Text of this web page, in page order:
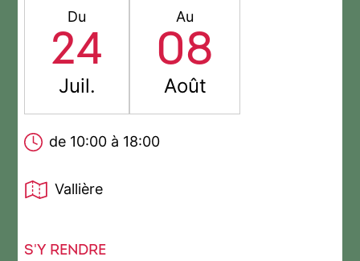
Du
24
Juil.
Au
08
Août
de 10:00 à 18:00
Vallière
S'Y RENDRE